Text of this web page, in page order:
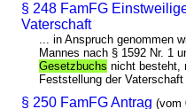
§ 248 FamFG
Vaterschaft
... in Anspruch genommen
Mannes nach § 1592 Nr. 1
Gesetzbuchs nicht besteht,
Feststellung der
§ 250 FamFG Antrag (vom